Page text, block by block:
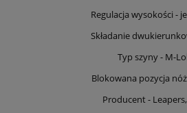
Regulacja wysokości -
Składanie
Typ szyny - M-
Blokowana pozycja
Producent -